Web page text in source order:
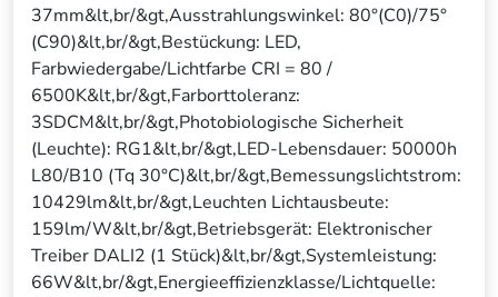
37mm&lt,br/&gt,Ausstrahlungswinkel: 80°(C0)/75°
(C90)&lt,br/&gt,Bestückung: LED,
Farbwiedergabe/Lichtfarbe CRI = 80 /
6500K&lt,br/&gt,Farborttoleranz:
3SDCM&lt,br/&gt,Photobiologische Sicherheit
(Leuchte): RG1&lt,br/&gt,LED-Lebensdauer: 50000h
L80/B10 (Tq 30°C)&lt,br/&gt,Bemessungslichtstrom:
10429lm&lt,br/&gt,Leuchten Lichtausbeute:
159lm/W&lt,br/&gt,Betriebsgerät: Elektronischer
Treiber DALI2 (1 Stück)&lt,br/&gt,Systemleistung:
66W&lt,br/&gt,Energieeffizienzklasse/Lichtquelle: